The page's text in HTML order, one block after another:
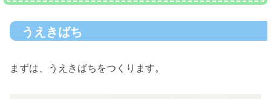
うえきばち
まずは、うえきばちをつくります。